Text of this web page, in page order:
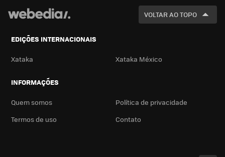
VOLTAR AO TOPO
EDIÇÕES INTERNACIONAIS
Xataka Xataka México
INFORMAÇÕES
Quem somos
Política de privacidade
Termos de uso
Contato